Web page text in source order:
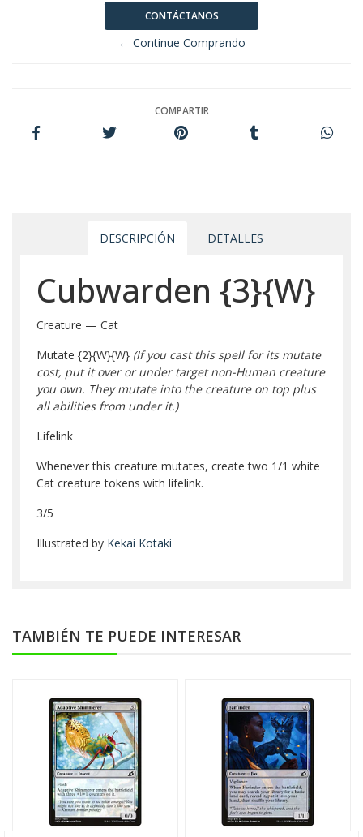
CONTÁCTANOS
← Continue Comprando
COMPARTIR
DESCRIPCIÓN DETALLES
Cubwarden {3}{W}
Creature — Cat
Mutate {2}{W}{W} (If you cast this spell for its mutate
cost, put it over or under target non-Human creature
you own. They mutate into the creature on top plus
all abilities from under it.)
Lifelink
Whenever this creature mutates, create two 1/1 white
Cat creature tokens with lifelink.
3/5
Illustrated by Kekai Kotaki
TAMBIÉN TE PUEDE INTERESAR